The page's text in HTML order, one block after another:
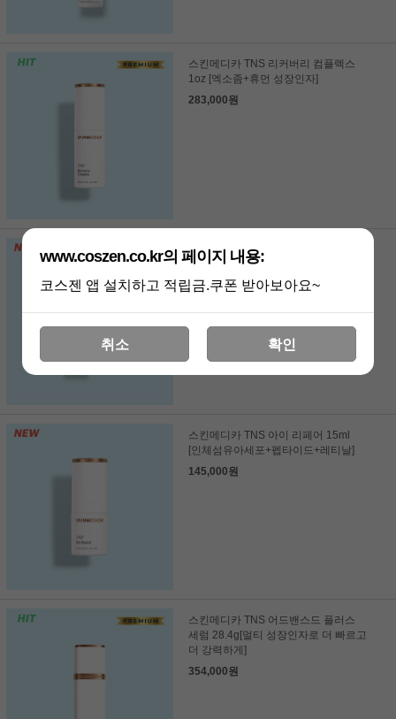
스킨메디카 TNS 리커버리 컴플렉스
1oz [엑소좀+휴먼 성장인자]
283,000원
스킨메디카 TNS 세라마이드
트리트먼트 크림 57g [TNS+하이앤드
장벽 크림]
스킨메디카 TNS 아이 리페어 15ml
[인체섬유아세포+펩타이드+레티날]
145,000원
스킨메디카 TNS 어드밴스드 플러스
세럼 28.4g[멀티 성장인자로 더 빠르고
더 강력하게]
354,000원
www.coszen.co.kr의 페이지 내용:
코스젠 앱 설치하고 적립금.쿠폰 받아보아요~
취소 확인